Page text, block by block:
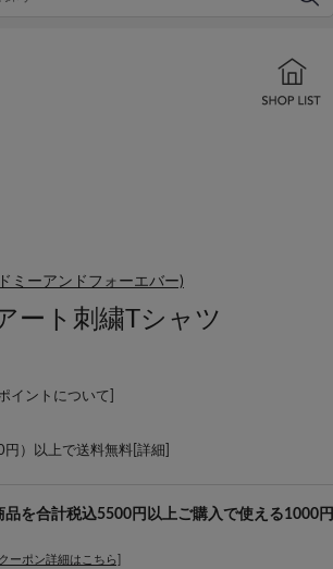
ミーアンドフォーエバー)
ート刺繍Tシャツ
イントについて
）以上で送料無料[ 詳細
品を合計税込5500円以上ご購入で使える1000円
[クーポン詳細はこちら]